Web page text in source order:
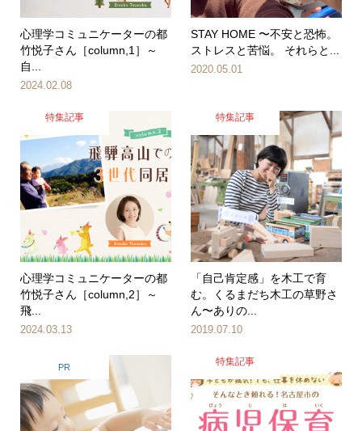
心理学コミュニケーターの都
竹悦子さん［column,1］～
自...
2024.02.08
STAY HOME 〜不安と恐怖。
ストレスと苦悩。 それらと...
2020.05.01
特集記事
心理学コミュニケーターの都
竹悦子さん［column,2］～
飛...
2024.03.13
特集記事
「自己肯定感」を木工で育
む。くるまだち木工の草野さ
ん〜ありの...
2019.07.10
PR 特集記事